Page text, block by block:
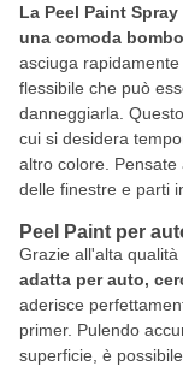
La Peel Paint
una comoda
asciuga
flessibile che può
danneggiarla.
cui si desidera
altro colore.
delle finestre e parti
Peel Paint per
Grazie all'alta
adatta per auto,
aderisce
primer. Pulendo
superficie, è